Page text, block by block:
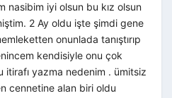
nasibim iyi olsun bu kız olsun
2 Ay oldu işte şimdi gene
onunlada tanıştırıp
kendisiyle onu çok
itirafı yazma nedenim . ümitsiz
cennetine alan biri oldu